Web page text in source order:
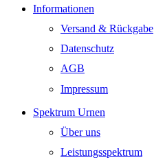
Informationen
Versand & Rückgabe
Datenschutz
AGB
Impressum
Spektrum Urnen
Über uns
Leistungsspektrum